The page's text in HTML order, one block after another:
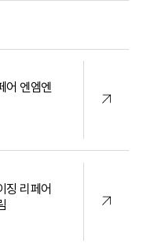
어 엔엠엔
징 리페어